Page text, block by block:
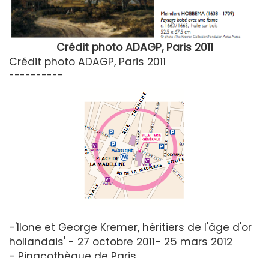
Crédit photo ADAGP, Paris 2011
Crédit photo ADAGP, Paris 2011
----------
-'Ilone et George Kremer, héritiers de l'âge d'or
hollandais' - 27 octobre 2011- 25 mars 2012